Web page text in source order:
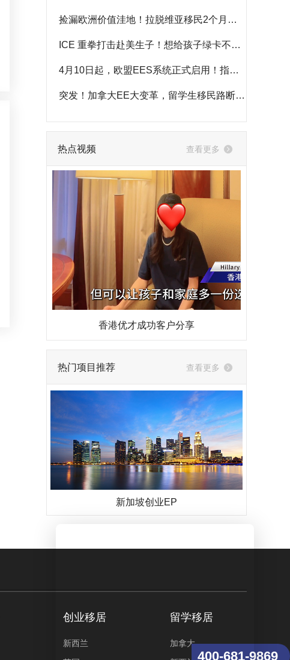
捡漏欧洲价值洼地！拉脱维亚移民2个月快速获批
ICE 重拳打击赴美生子！想给孩子绿卡不必冒险
4月10日起，欧盟EES系统正式启用！指纹+人脸通关，告别护照盖章时代
突发！加拿大EE大变革，留学生移民路断了？新西兰成靠谱退路
热点视频 查看更多
香港优才成功客户分享
热门项目推荐 查看更多
新加坡创业EP
创业移居
新西兰
留学移居
加拿大
400-681-9869